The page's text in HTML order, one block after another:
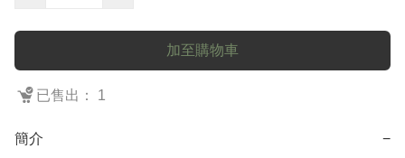
加至購物車
已售出： 1
簡介 −